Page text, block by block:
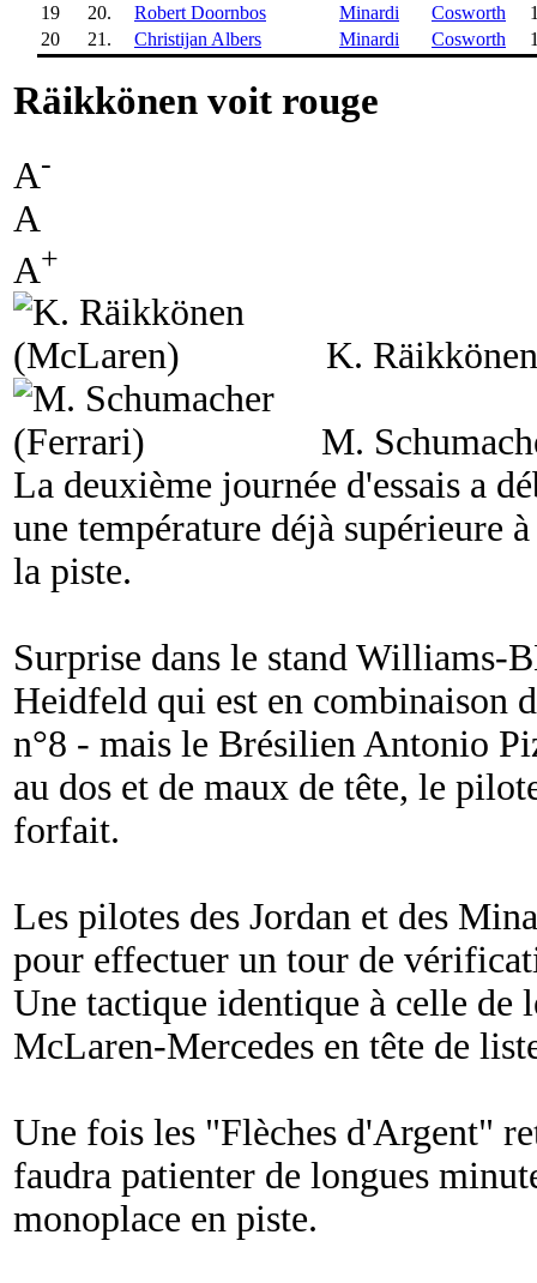
19
20. Robert Doornbos Minardi Cosworth
20
21. Christijan Albers Minardi Cosworth
Räikkönen voit rouge
A-
A
A+
K.
M.
La deuxième journée d'essais a
une température déjà supérieure
la piste.
Surprise dans le stand Williams-
Heidfeld qui est en combinaison
n°8 - mais le Brésilien Antonio
au dos et de maux de tête, le
forfait.
Les pilotes des Jordan et des
pour effectuer un tour de
Une tactique identique à celle de
McLaren-Mercedes en tête de
Une fois les "Flèches d'Argent"
faudra patienter de longues
monoplace en piste.